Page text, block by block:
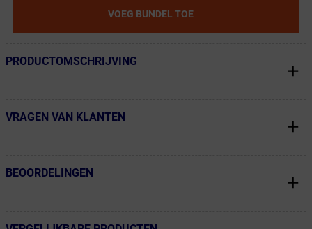
VOEG BUNDEL TOE
← Terug naar productnavigatie
PRODUCTOMSCHRIJVING
← Terug naar productnavigatie
VRAGEN VAN KLANTEN
← Terug naar productnavigatie
BEOORDELINGEN